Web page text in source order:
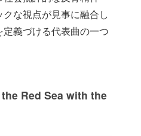
な視点が見事に融合し
義づける代表曲の一つ
Red Sea with the